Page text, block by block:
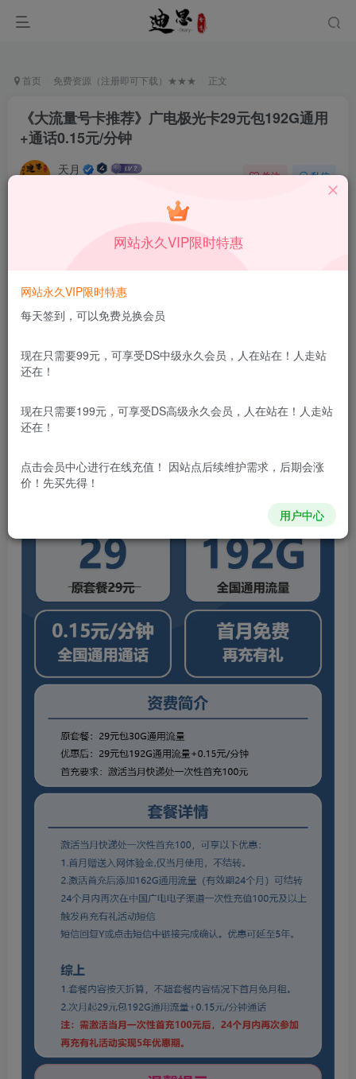
首页 免费资源（注册即可下载）★★★ 正文
《大流量号卡推荐》广电极光卡29元包192G通用
+通话0.15元/分钟
天月 关注 私信
用途。如有侵权、不妥之处，请第一时间联系我们删除！
广电极光卡29元包192G通用+通话0.15元/分钟
年龄：18-65周岁
下单链接：https://h5.gantanhao.com/eSWx
网站永久VIP限时特惠
网站永久VIP限时特惠
每天签到，可以免费兑换会员
现在只需要99元，可享受DS中级永久会员，人在站在！人走站
还在！
现在只需要199元，可享受DS高级永久会员，人在站在！人走站
还在！
点击会员中心进行在线充值！ 因站点后续维护需求，后期会涨
价！先买先得！
用户中心